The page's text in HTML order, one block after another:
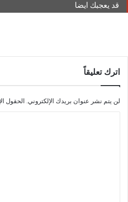
قد يعجبك ايضا
اترك تعليقاً
لن يتم نشر عنوان بريدك الإلكتروني. الحقول